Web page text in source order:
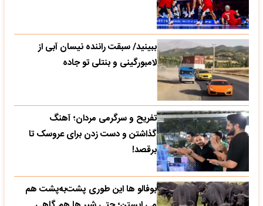
ببینید/ سبقت راننده نیسان آبی از
لامبورگینی و بنتلی تو جاده
تفریح و سرگرمی مردان؛ آهنگ
گذاشتن و دست زدن برای عروسک تا
برقصد!
بوفالو ها این‌ طوری پشت‌به‌پشت هم